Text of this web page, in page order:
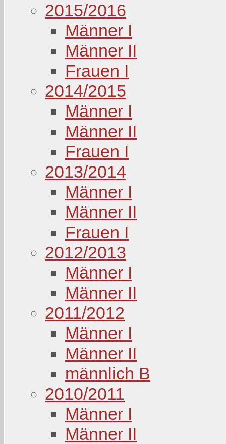
2015/2016
Männer I
Männer II
Frauen I
2014/2015
Männer I
Männer II
Frauen I
2013/2014
Männer I
Männer II
Frauen I
2012/2013
Männer I
Männer II
2011/2012
Männer I
Männer II
männlich B
2010/2011
Männer I
Männer II